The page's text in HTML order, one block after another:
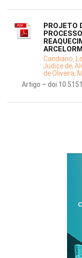
PROJETO
Candiano,
Judice de;
de Oliveira;
Artigo – doi